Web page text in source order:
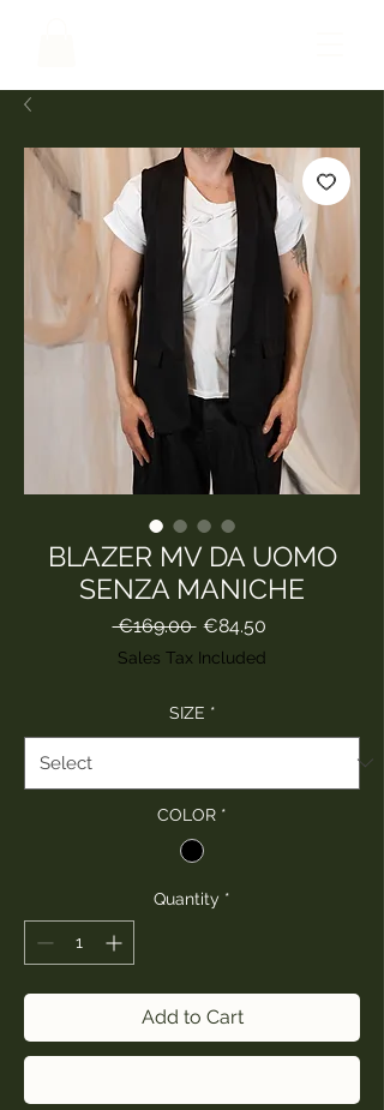
BLAZER MV DA UOMO
SENZA MANICHE
€169.00 Regular
Price
€84.50Sale
Price
Sales Tax Included
SIZE *
COLOR *
Quantity *
Add to Cart